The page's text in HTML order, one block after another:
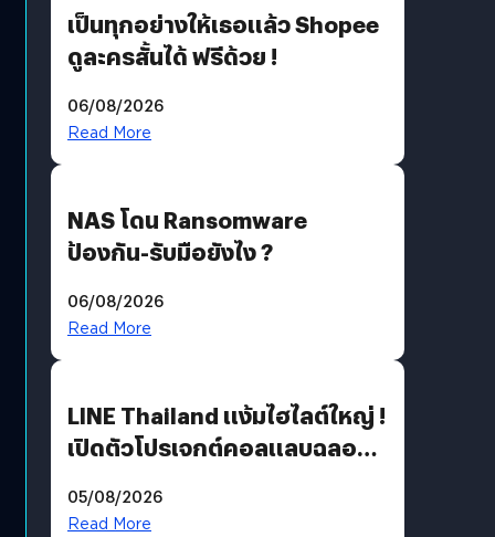
เป็นทุกอย่างให้เธอแล้ว Shopee
ดูละครสั้นได้ ฟรีด้วย !
06/08/2026
Read More
NAS โดน Ransomware
ป้องกัน-รับมือยังไง ?
06/08/2026
Read More
LINE Thailand แง้มไฮไลต์ใหญ่ !
เปิดตัวโปรเจกต์คอลแลบฉลอง
Moon x LINE FRIENDS
05/08/2026
Read More